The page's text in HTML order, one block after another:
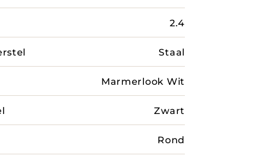
2.4
Staal
Marmerlook Wit
Zwart
Rond